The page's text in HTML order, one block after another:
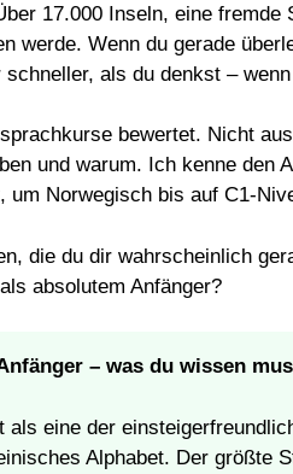
17.000 Inseln, eine
werde. Wenn du gerade
als du denkst –
bewertet. Nicht
und warum. Ich kenne
um Norwegisch bis auf C1-
die du dir wahrscheinlich
absolutem Anfänger?
– was du wissen
als eine der
Alphabet. Der größte